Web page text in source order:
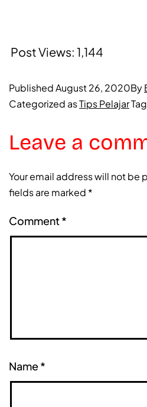
Post Views: 1,144
PublishedAugust 26, 2020By
Categorized asTips Pelajar
Leave a
Your email address will not be
fields are marked *
Comment*
Name*